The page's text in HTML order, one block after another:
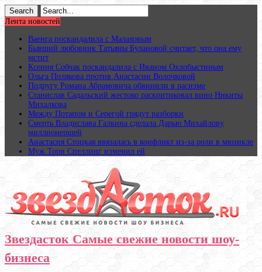
Лента новостей
Ваенга поскандалила с Малаховым
Бывший любовник Татьяны Булановой считает, что она ему
мстит
Ксения Собчак поскандалила с Иваном Охлобыстиным
Ольга Полякова против Анастасии Волочковой
Подругу Романа Абрамовича обвинили в расизме
Станислав Садальский жестоко раскритиковал вино Никиты
Михалкова
Между Потапом и Серегой грядут разборки
Смерть Владислава Галкина сделала Дарью Михайлову
миллионершей
Анастасия Стоцкая ввязалась в конфликт из-за роли в мюзикле
Муж Тори Спеллинг изменил ей
Звездасток Самые свежие новости шоу-
бизнеса